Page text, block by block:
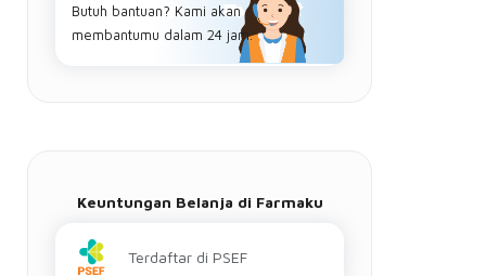
Butuh bantuan? Kami akan
membantumu dalam 24 jam.
Keuntungan Belanja di Farmaku
Terdaftar di PSEF